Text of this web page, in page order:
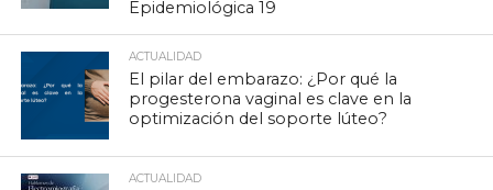
Epidemiológica 19
ACTUALIDAD
El pilar del embarazo: ¿Por qué la
progesterona vaginal es clave en la
optimización del soporte lúteo?
ACTUALIDAD